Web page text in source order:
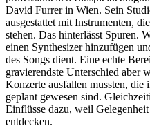
David Furrer in Wien. Sein
ausgestattet mit Instrumenten,
stehen. Das hinterlässt Spuren.
einen Synthesizer hinzufügen
des Songs dient. Eine echte
gravierendste Unterschied aber
Konzerte ausfallen mussten,
geplant gewesen sind.
Einflüsse dazu, weil
entdecken.